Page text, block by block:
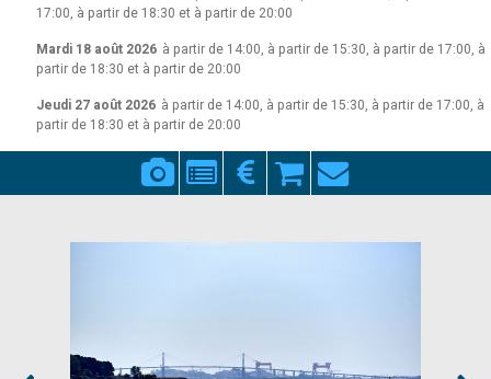
17:00, à partir de 18:30 et à partir de 20:00
Mardi 18 août 2026 à partir de 14:00, à partir de 15:30, à partir de 17:00, à
partir de 18:30 et à partir de 20:00
Jeudi 27 août 2026 à partir de 14:00, à partir de 15:30, à partir de 17:00, à
partir de 18:30 et à partir de 20:00